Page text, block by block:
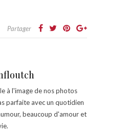
Partager
à l'image de nos photos
parfaite avec un quotidien
beaucoup d'amour et